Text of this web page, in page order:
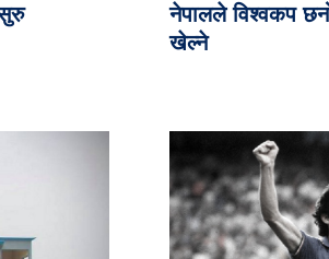
नेपालले विश्वकप
खेल्ने